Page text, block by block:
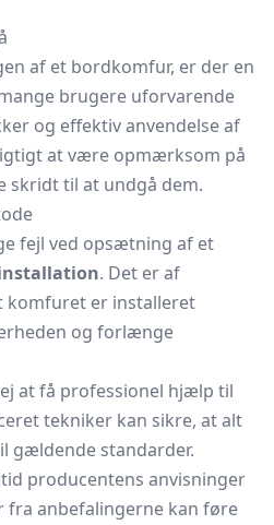
af et bordkomfur, er der en
brugere uforvarende
og effektiv anvendelse af
at være opmærksom på
skridt til at undgå dem.
fejl ved opsætning af et
. Det er af
komfuret er installeret
og forlænge
at få professionel hjælp til
tekniker kan sikre, at alt
gældende standarder.
producentens anvisninger
fra anbefalingerne kan føre